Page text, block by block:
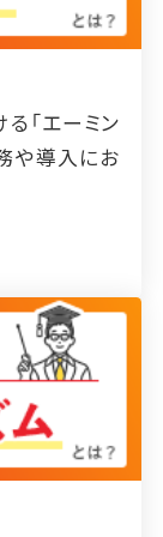
「エーミン
や導入にお